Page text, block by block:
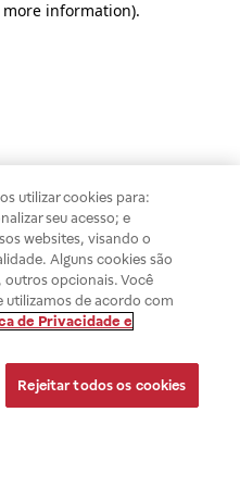
information).
utilizar cookies para:
seu acesso; e
websites, visando o
Alguns cookies são
outros opcionais. Você
utilizamos de acordo com
de Privacidade e
Rejeitar todos os cookies